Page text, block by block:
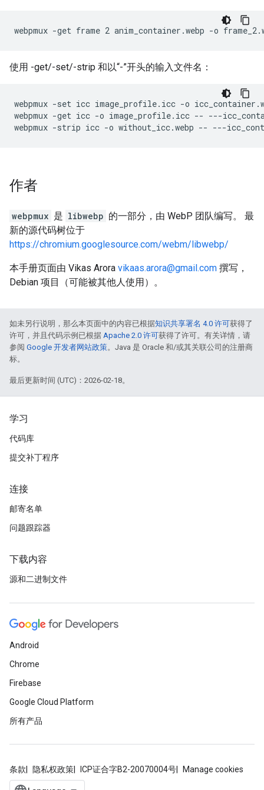
使用 -get/-set/-strip 和以“-”开头的输入文件名：
webpmux -set icc image_profile.icc -o
webpmux -get icc -o image_profile.icc -- ---
作者
webpmux 是 libwebp 的一部分，由 WebP 团队编写。 最
新的源代码树位于
https://chromium.googlesource.com/webm/libwebp/
本手册页面由 Vikas Arora vikaas.arora@gmail.com 撰写，
Debian 项目（可能被其他人使用）。
如未另行说明，那么本页面中的内容已根据知识共享署名 4.0 许可获得了
许可，并且代码示例已根据 Apache 2.0 许可获得了许可。有关详情，请
参阅 Google 开发者网站政策。Java 是 Oracle 和/或其关联公司的注册商
标。
最后更新时间 (UTC)：2026-02-18。
学习
代码库
提交补丁程序
连接
邮寄名单
问题跟踪器
下载内容
源和二进制文件
Android
Chrome
Firebase
Google Cloud Platform
所有产品
条款 隐私权政策 ICP证合字B2-20070004号 Manage cookies